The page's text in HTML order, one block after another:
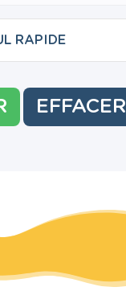
EFFACER